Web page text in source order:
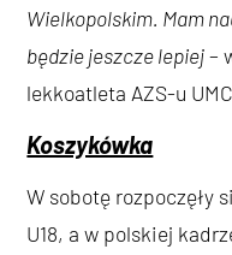
Wielkopolskim. Mam
będzie jeszcze lepiej–
lekkoatleta AZS-u
Koszykówka
W sobotę rozpoczęły
U18, a w polskiej